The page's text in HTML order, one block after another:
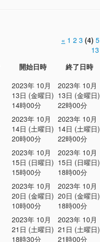
« 1 2 3 (4) 5
13
開始日時 終了日時
2023年 10月
13日 (金曜日)
14時00分
2023年 10月
13日 (金曜日)
22時00分
2023年 10月
14日 (土曜日)
20時00分
2023年 10月
14日 (土曜日)
22時00分
2023年 10月
15日 (日曜日)
15時00分
2023年 10月
15日 (日曜日)
18時00分
2023年 10月
20日 (金曜日)
10時00分
2023年 10月
20日 (金曜日)
18時00分
2023年 10月
21日 (土曜日)
18時30分
2023年 10月
21日 (土曜日)
21時00分